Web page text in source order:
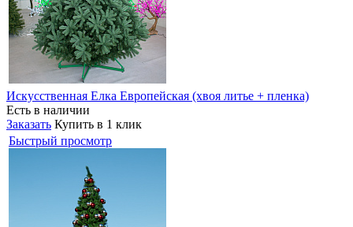
Искусственная Елка Европейская (хвоя литье + пленка)
Есть в наличии
Заказать Купить в 1 клик
Быстрый просмотр